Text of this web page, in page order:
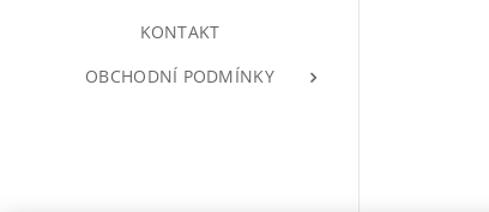
KONTAKT
OBCHODNÍ PODMÍNKY